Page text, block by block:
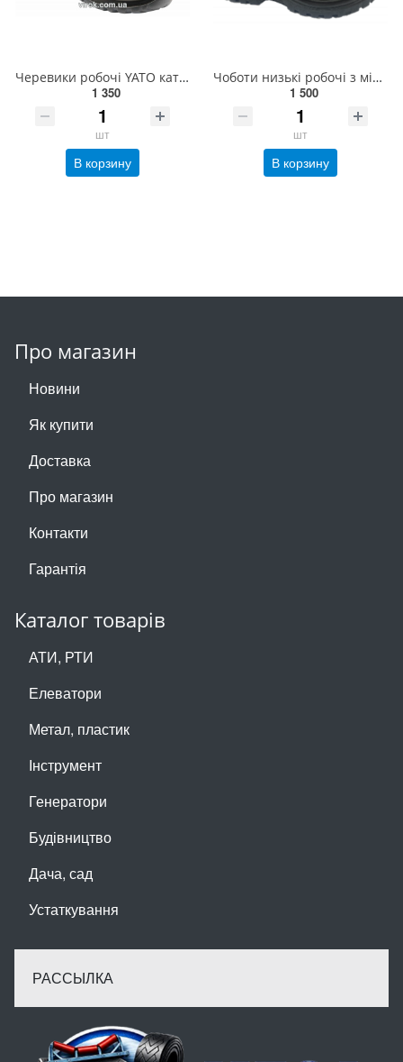
Черевики робочі YATO категорія S3, розм. 46(DW) YT-80801
1 350
шт
В корзину
Чоботи низькі робочі з мікрофібрової замшевої шкіри YATO CHELSEA розм. 42, з поліуретановою підошвою
1 500
шт
В корзину
Про магазин
Новини
Як купити
Доставка
Про магазин
Контакти
Гарантія
Каталог товарів
АТИ, РТИ
Елеватори
Метал, пластик
Інструмент
Генератори
Будівництво
Дача, сад
Устаткування
РАССЫЛКА